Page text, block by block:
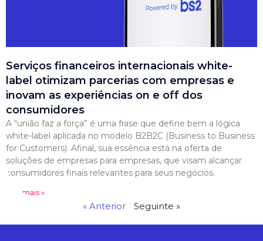
Serviços financeiros internacionais white-
label otimizam parcerias com empresas e
inovam as experiências on e off dos
consumidores
A “união faz a força” é uma frase que define bem a lógica
white-label aplicada no modelo B2B2C (Business to Business
for Customers). Afinal, sua essência está na oferta de
soluções de empresas para empresas, que visam alcançar
consumidores finais relevantes para seus negócios.
Leia mais »
« Anterior Seguinte »